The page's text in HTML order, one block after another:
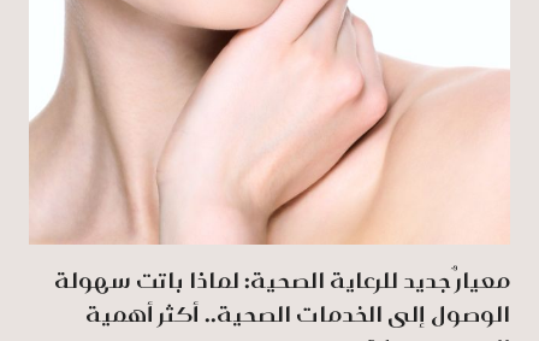
معيارٌ جديد للرعاية الصحية: لماذا باتت سهولة
الوصول إلى الخدمات الصحية.. أكثر أهمية